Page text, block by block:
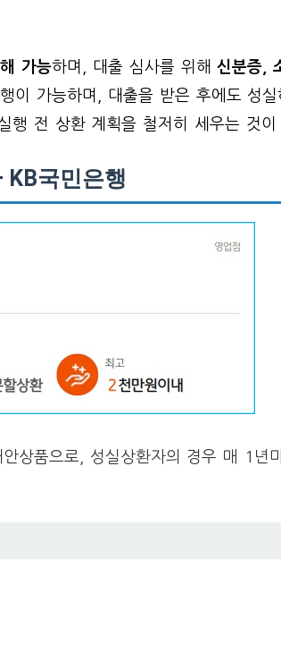
가능하며, 대출 심사를 위해 신분증,
이 가능하며, 대출을 받은 후에도 성
전 상환 계획을 철저히 세우는 것이
국민은행
상품으로, 성실상환자의 경우 매 1년